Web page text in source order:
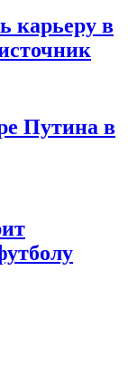
карьеру в
Путина в